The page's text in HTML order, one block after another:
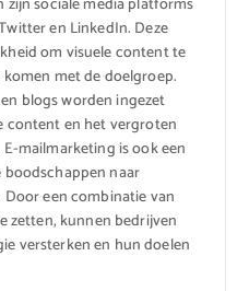
en LinkedIn. Deze
om visuele content te
met de doelgroep.
blogs worden ingezet
content en het vergroten
mailmarketing is ook een
naar
een combinatie van
zetten, kunnen bedrijven
versterken en hun doelen